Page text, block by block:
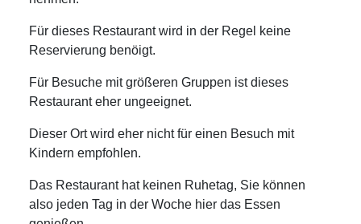
Für dieses Restaurant wird in der Regel keine
Reservierung benöigt.
Für Besuche mit größeren Gruppen ist dieses
Restaurant eher ungeeignet.
Dieser Ort wird eher nicht für einen Besuch mit
Kindern empfohlen.
Das Restaurant hat keinen Ruhetag, Sie können
also jeden Tag in der Woche hier das Essen